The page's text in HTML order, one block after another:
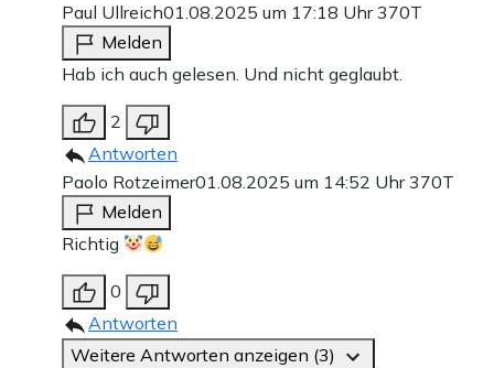
Paul Ullreich01.08.2025 um 17:18 Uhr370T
Melden
Hab ich auch gelesen. Und nicht geglaubt.
2
Antworten
Paolo Rotzeimer01.08.2025 um 14:52 Uhr370T
Melden
Richtig
0
Antworten
Weitere Antworten anzeigen (3)